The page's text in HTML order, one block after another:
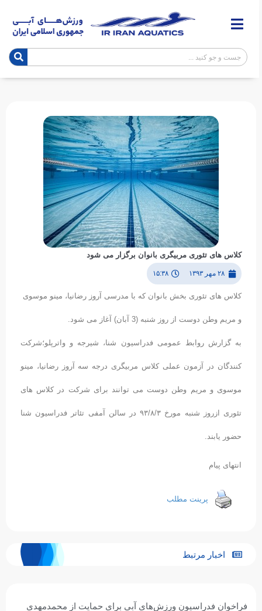
کلاس های تئوری مربیگری بانوان برگزار می شود
۲۸ مهر ۱۳۹۳ ۱۵:۳۸
کلاس های تئوری بخش بانوان که با مدرسی آروز رضانیا، مینو موسوی
و مریم وطن دوست از روز شنبه (3 آبان) آغاز می شود.
به گزارش روابط عمومی فدراسیون شنا، شیرجه و واترپلو؛شرکت
کنندگان در آزمون عملی کلاس مربیگری درجه سه آروز رضانیا، مینو
موسوی و مریم وطن دوست می توانند برای شرکت در کلاس های
تئوری ازروز شنبه مورخ ۹۳/۸/۳ در سالن آمفی تئاتر فدراسیون شنا
حضور یابند.
انتهای پیام
پرینت مطلب
اخبار مرتبط
فراخوان فدراسیون ورزش‌های آبی برای حمایت از محمدمهدی